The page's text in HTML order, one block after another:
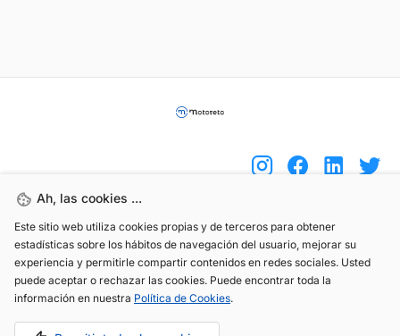
Ah, las cookies ...
Este sitio web utiliza cookies propias y de terceros para obtener
estadísticas sobre los hábitos de navegación del usuario, mejorar su
experiencia y permitirle compartir contenidos en redes sociales. Usted
puede aceptar o rechazar las cookies. Puede encontrar toda la
información en nuestra Política de Cookies.
(+34) 744 408 070
info@motoreto.com